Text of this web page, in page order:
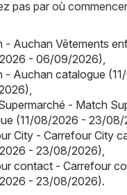
pas par où
- Auchan Vêtements
- 06/09/2026)
- Auchan catalogue
- Match
(11/08/2026 - 23/08/
City - Carrefour City
- 23/08/2026)
contact - Carrefour
- 23/08/2026).